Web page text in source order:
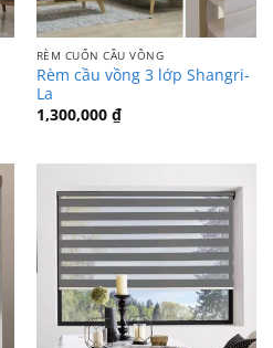
RÈM CUỐN CẦU VỒNG
Rèm cầu vồng 3 lớp Shangri-
La
1,300,000 ₫